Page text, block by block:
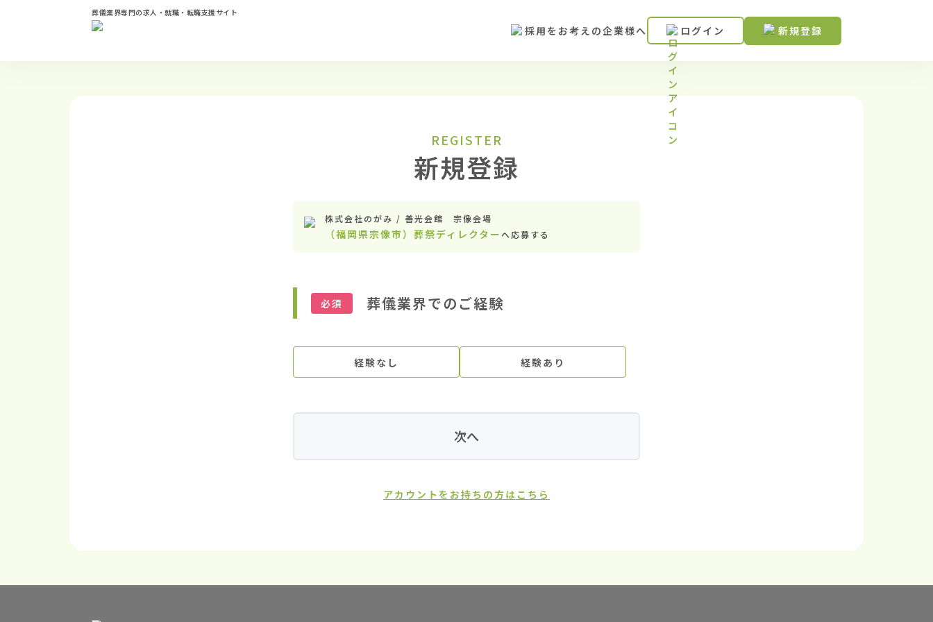
葬儀業界専門の求人・就職・転職支援サイト
採用をお考えの企業様へ ログイン 新規登録
REGISTER
新規登録
株式会社のがみ / 善光会館 宗像会場
（福岡県宗像市）葬祭ディレクターへ応募する
必須 葬儀業界でのご経験
経験なし 経験あり
次へ
アカウントをお持ちの方はこちら